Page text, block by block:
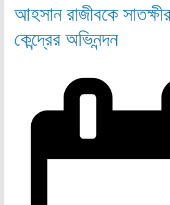
আহসান রাজীবকে
কেন্দ্রের অভিনন্দন